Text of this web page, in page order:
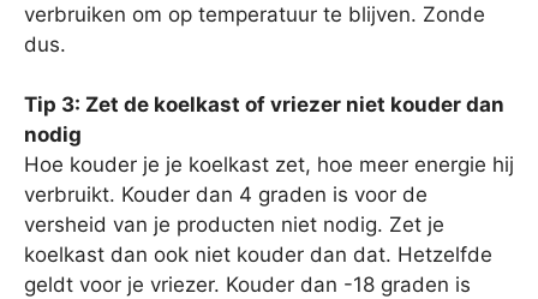
verbruiken om op temperatuur te blijven. Zonde
dus.
Tip 3: Zet de koelkast of vriezer niet kouder dan
nodig
Hoe kouder je je koelkast zet, hoe meer energie hij
verbruikt. Kouder dan 4 graden is voor de
versheid van je producten niet nodig. Zet je
koelkast dan ook niet kouder dan dat. Hetzelfde
geldt voor je vriezer. Kouder dan -18 graden is